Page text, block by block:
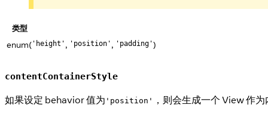
类型
enum( 'height' , 'position' , 'padding')
contentContainerStyle
如果设定 behavior 值为 'position' ，则会生成一个 View 作